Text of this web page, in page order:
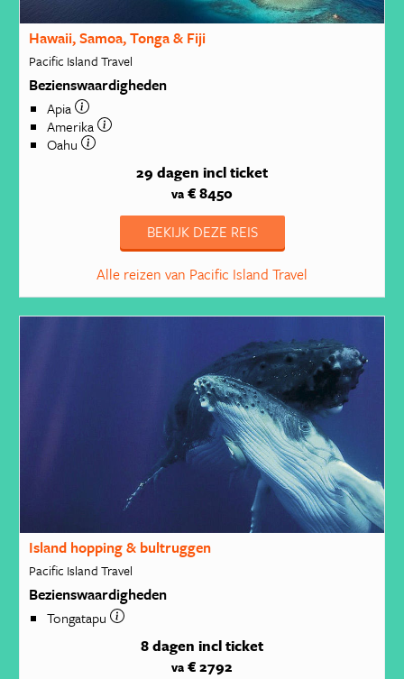
Hawaii, Samoa, Tonga & Fiji
Pacific Island Travel
Bezienswaardigheden
Apia
Amerika
Oahu
29 dagen incl ticket
va € 8450
BEKIJK DEZE REIS
Alle reizen van Pacific Island Travel
Island hopping & bultruggen
Pacific Island Travel
Bezienswaardigheden
Tongatapu
8 dagen incl ticket
va € 2792